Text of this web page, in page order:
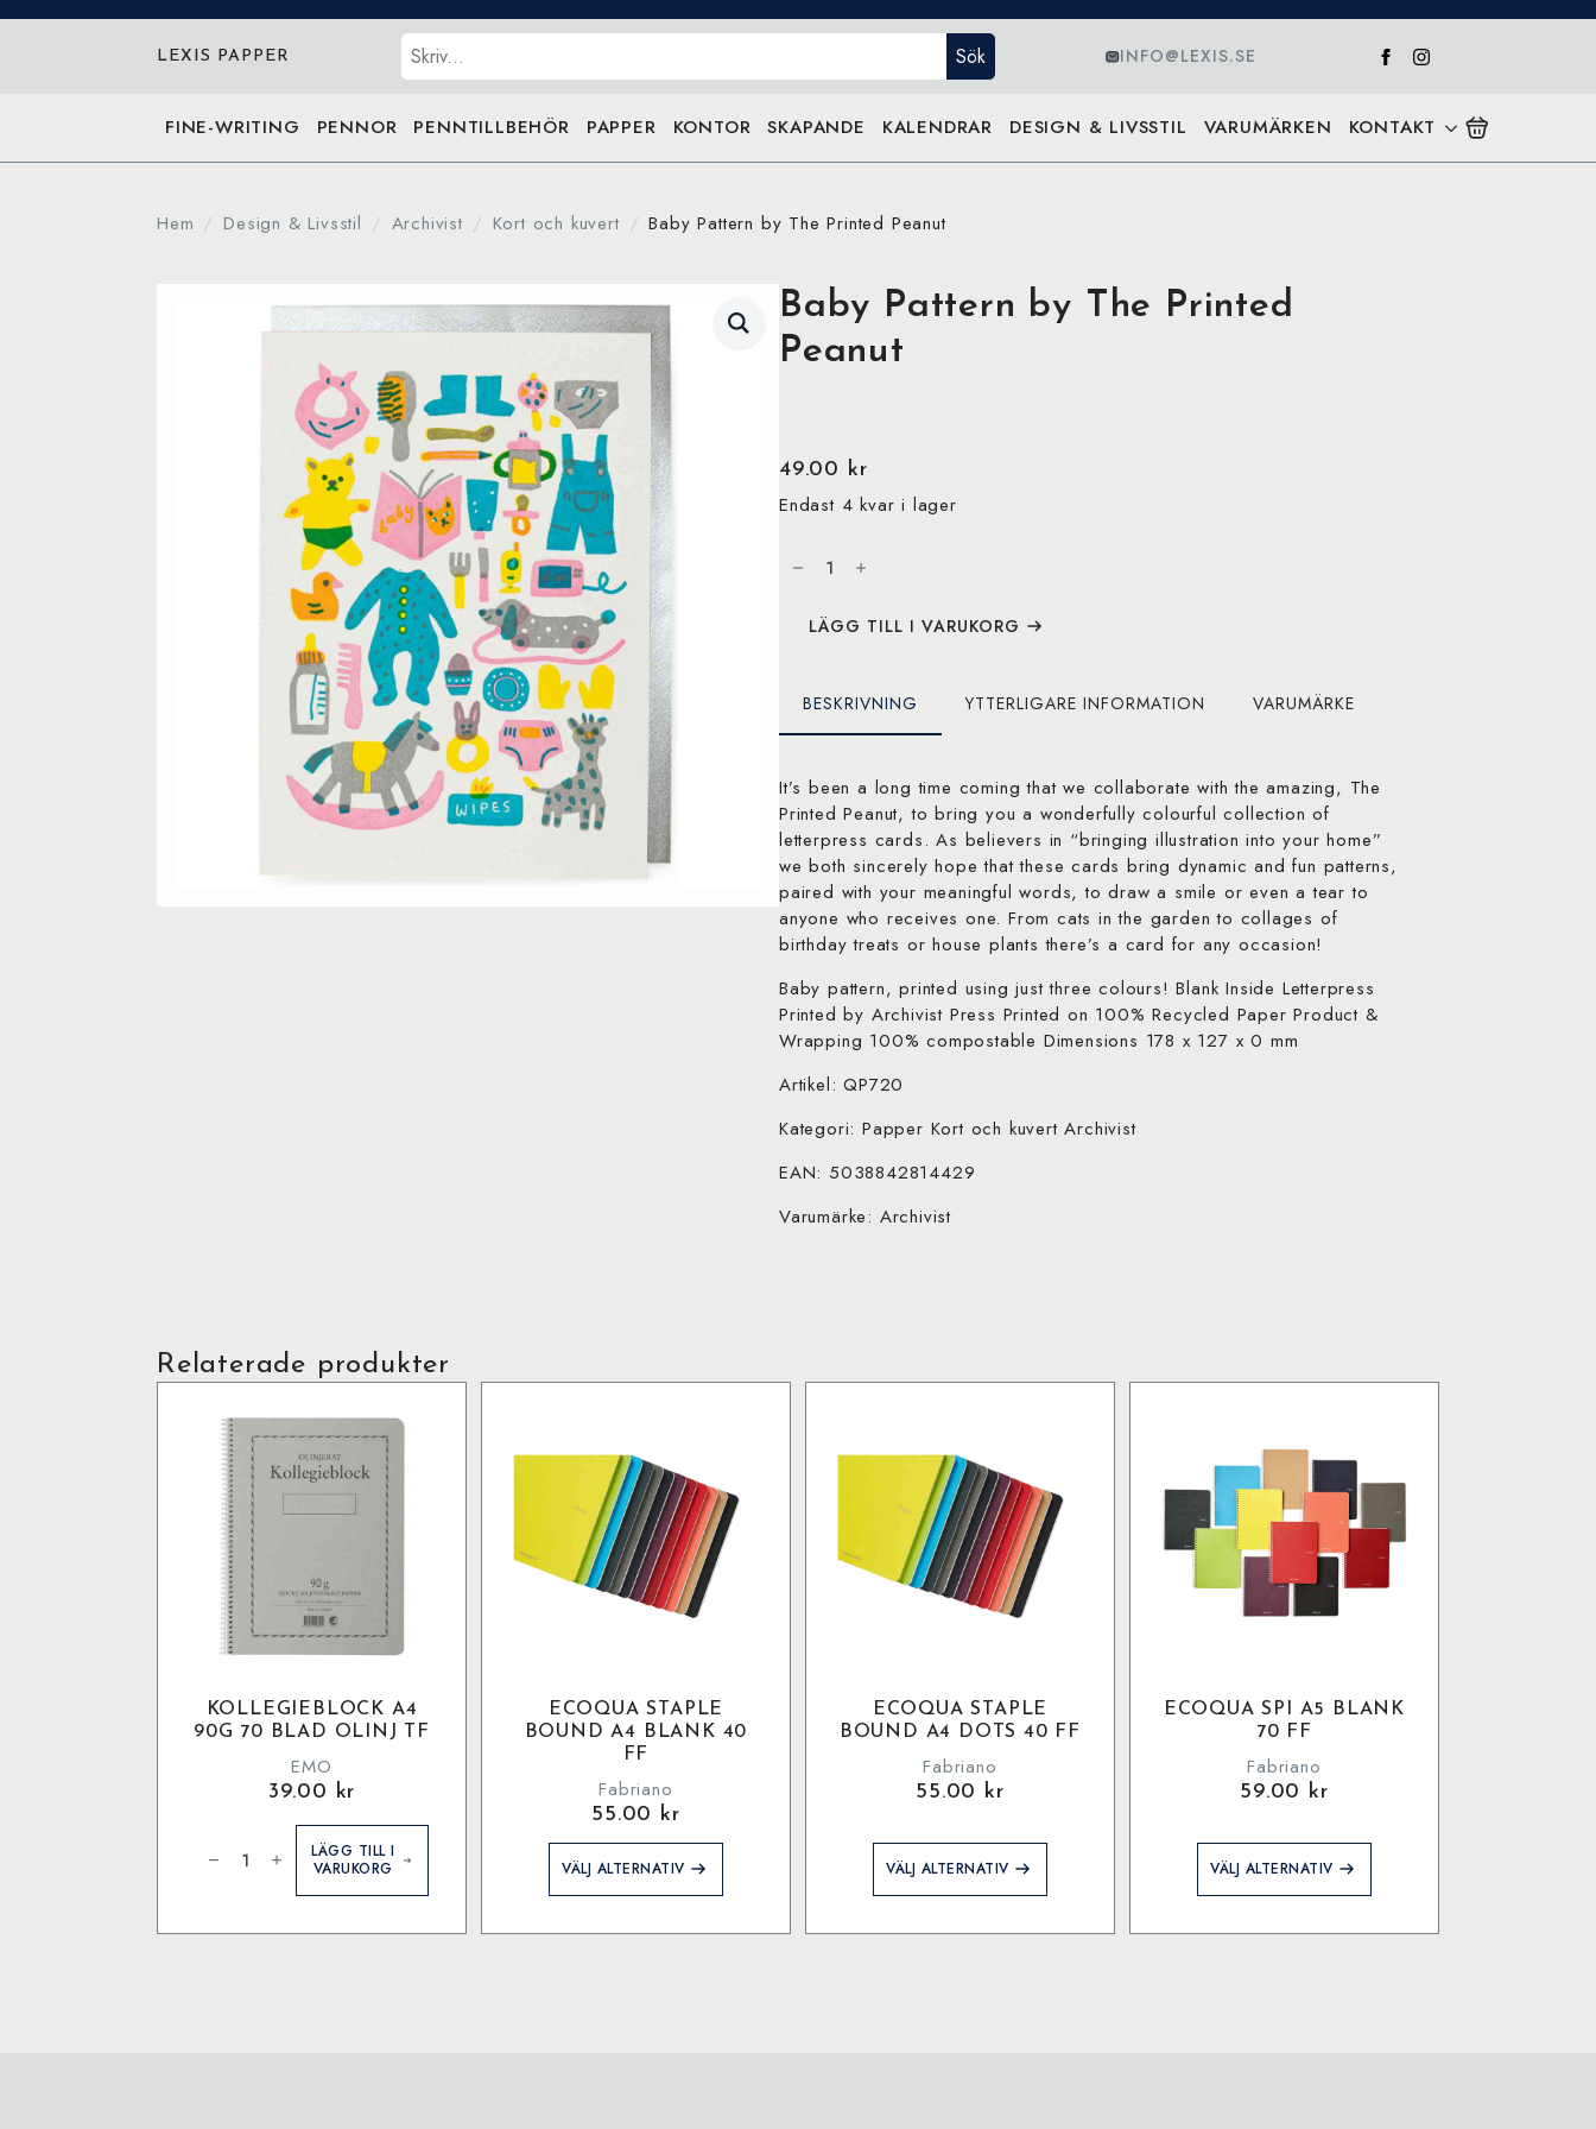
LEXIS PAPPER Sök Sök INFO@LEXIS.SE
FINE-WRITING PENNOR PENNTILLBEHÖR PAPPER KONTOR SKAPANDE KALENDRAR DESIGN & LIVSSTIL VARUMÄRKEN KONTAKT
Hem Design & Livsstil Archivist Kort och kuvert Baby Pattern by The Printed Peanut
Baby Pattern by The Printed
Peanut
49.00 kr
Endast 4 kvar i lager
Pattern
by
Peanut
LÄGG TILL I VARUKORG
BESKRIVNING YTTERLIGARE INFORMATION VARUMÄRKE
It’s been a long time coming that we collaborate with the amazing, The
Printed Peanut, to bring you a wonderfully colourful collection of
letterpress cards. As believers in “bringing illustration into your home”
we both sincerely hope that these cards bring dynamic and fun patterns,
paired with your meaningful words, to draw a smile or even a tear to
anyone who receives one. From cats in the garden to collages of
birthday treats or house plants there’s a card for any occasion!
Baby pattern, printed using just three colours! Blank Inside Letterpress
Printed by Archivist Press Printed on 100% Recycled Paper Product &
Wrapping 100% compostable Dimensions 178 x 127 x 0 mm
Artikel: QP720
Kategori: Papper Kort och kuvert Archivist
EAN: 5038842814429
Varumärke: Archivist
Relaterade produkter
KOLLEGIEBLOCK A4
90G 70 BLAD OLINJ TF
EMO
39.00 kr
Kollegieblock
90g
TF
LÄGG TILL I
VARUKORG
ECOQUA STAPLE
BOUND A4 BLANK 40
FF
Fabriano
55.00 kr
VÄLJ ALTERNATIV
Den
här
har
ECOQUA STAPLE
BOUND A4 DOTS 40 FF
Fabriano
55.00 kr
VÄLJ ALTERNATIV
Den
här
har
ECOQUA SPI A5 BLANK
70 FF
Fabriano
59.00 kr
VÄLJ ALTERNATIV
Den
här
har